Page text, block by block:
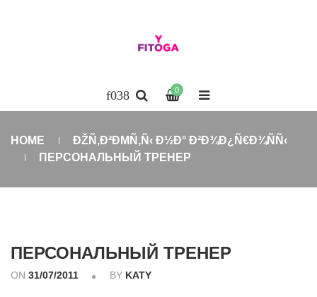
0
HOME
ÐŽÑ‚Ð²ÐΜÑ‚Ñ‹ Ð½Ð° Ð²Ð¾Ð¿Ñ€Ð¾ÑÑ‹
ПЕРСОНАЛЬНЫЙ ТРЕНЕР
ПЕРСОНАЛЬНЫЙ ТРЕНЕР
ON 31/07/2011 BY KATY